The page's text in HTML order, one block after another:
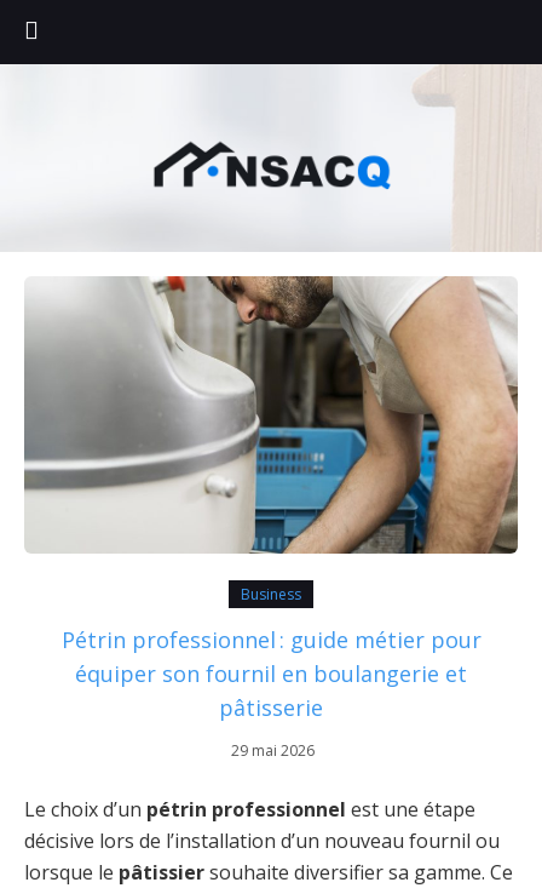
Business
Pétrin professionnel : guide métier pour
équiper son fournil en boulangerie et
pâtisserie
29 mai 2026
Le choix d’un pétrin professionnel est une étape
décisive lors de l’installation d’un nouveau fournil ou
lorsque le pâtissiersouhaite diversifier sa gamme. Ce